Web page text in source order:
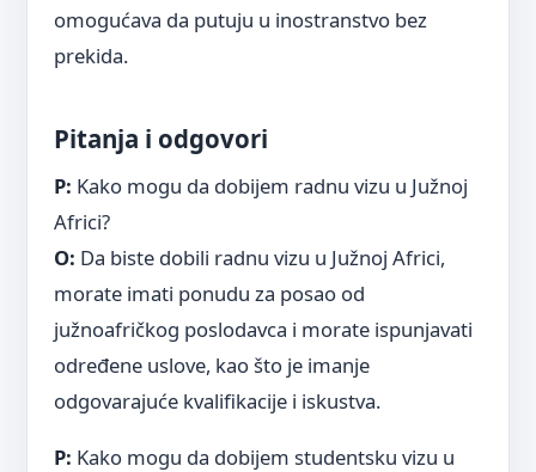
omogućava da putuju u inostranstvo bez
prekida.
Pitanja i odgovori
P: Kako mogu da dobijem radnu vizu u Južnoj
Africi?
O: Da biste dobili radnu vizu u Južnoj Africi,
morate imati ponudu za posao od
južnoafričkog poslodavca i morate ispunjavati
određene uslove, kao što je imanje
odgovarajuće kvalifikacije i iskustva.
P: Kako mogu da dobijem studentsku vizu u